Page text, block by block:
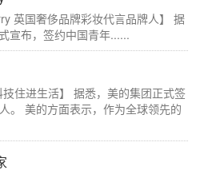
英国奢侈品牌彩妆代言品牌人】 据
宣布，签约中国青年......
技住进生活】 据悉，美的集团正式签
。 美的方面表示，作为全球领先的